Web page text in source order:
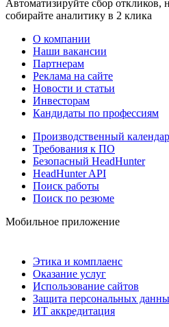
Автоматизируйте сбор откликов,
собирайте аналитику в 2 клика
О компании
Наши вакансии
Партнерам
Реклама на сайте
Новости и статьи
Инвесторам
Кандидаты по профессиям
Производственный
Требования к ПО
Безопасный HeadHunter
HeadHunter API
Поиск работы
Поиск по резюме
Мобильное приложение
Этика и комплаенс
Оказание услуг
Использование сайтов
Защита персональных
ИТ аккредитация